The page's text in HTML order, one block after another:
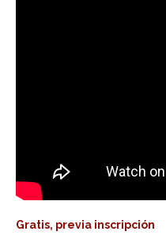
Gratis, previa inscripción